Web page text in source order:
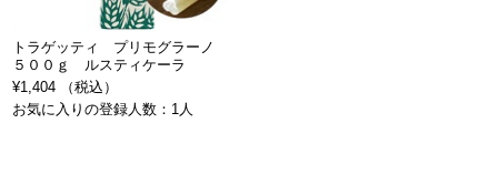
トラゲッティ プリモグラーノ
５００ｇ ルスティケーラ
¥1,404 （税込）
お気に入りの登録人数：1人